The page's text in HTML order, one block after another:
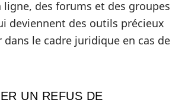
ligne, des forums et des groupes
deviennent des outils précieux
dans le cadre juridique en cas de
UN REFUS DE